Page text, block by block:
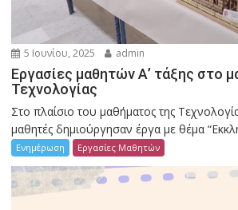
5 Ιουνίου, 2025 admin
Εργασίες μαθητών Α’ τάξης στο
Τεχνολογίας
Στο πλαίσιο του μαθήματος της
μαθητές δημιούργησαν έργα με θέμα
Ενημέρωση Εργασίες Μαθητών